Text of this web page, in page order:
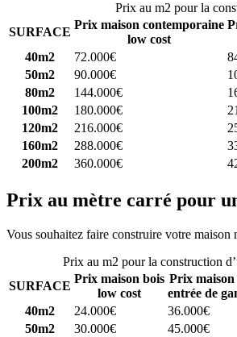
Prix au m2 pour la
SURFACE
Prix maison contemporaine
low cost
40m2
72.000€
50m2
90.000€
80m2
144.000€
100m2
180.000€
120m2
216.000€
160m2
288.000€
200m2
360.000€
Prix au mètre carré pour
Vous souhaitez faire construire votre maison
Prix au m2 pour la construction
SURFACE
Prix maison bois
low cost
Prix maison
entrée de
40m2
24.000€ 36.000€
50m2
30.000€ 45.000€